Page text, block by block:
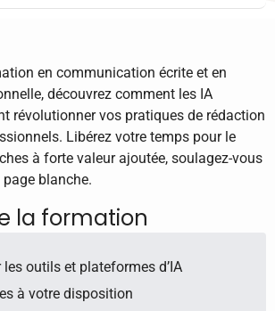
en communication écrite et en
découvrez comment les IA
révolutionner vos pratiques de rédaction
Libérez votre temps pour le
à forte valeur ajoutée, soulagez-vous
page blanche.
la formation
les outils et plateformes d’IA
à votre disposition